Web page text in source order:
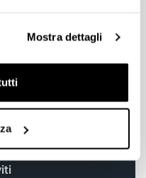
Mostra dettagli
nostra newsletter.